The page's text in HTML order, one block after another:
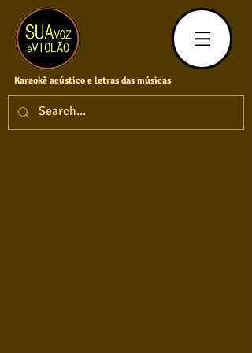
Karaokê acústico e letras das músicas